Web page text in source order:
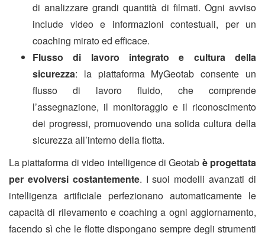
di analizzare grandi quantità di filmati. Ogni avviso
include video e informazioni contestuali, per un
coaching mirato ed efficace.
Flusso di lavoro integrato e cultura della
sicurezza: la piattaforma MyGeotab consente un
flusso di lavoro fluido, che comprende
l’assegnazione, il monitoraggio e il riconoscimento
dei progressi, promuovendo una solida cultura della
sicurezza all’interno della flotta.
La piattaforma di video intelligence di Geotab è progettata
per evolversi costantemente. I suoi modelli avanzati di
intelligenza artificiale perfezionano automaticamente le
capacità di rilevamento e coaching a ogni aggiornamento,
facendo sì che le flotte dispongano sempre degli strumenti